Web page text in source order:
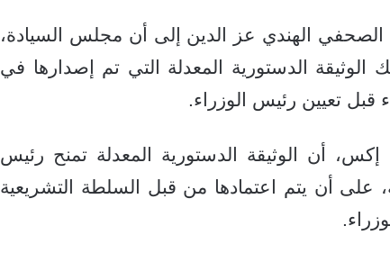
الصحفي الهندي عز الدين إلى أن مجلس السيادة،
الوثيقة الدستورية المعدلة التي تم إصدارها في
أن الوثيقة الدستورية المعدلة تمنح رئيس
على أن يتم اعتمادها من قبل السلطة التشريعية